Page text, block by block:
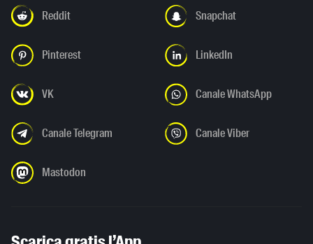
Reddit Snapchat
Pinterest LinkedIn
VK Canale WhatsApp
Canale Telegram Canale Viber
Mastodon